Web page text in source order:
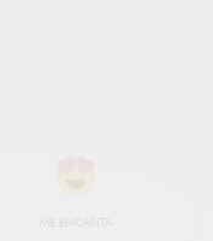
ME ENCANTA